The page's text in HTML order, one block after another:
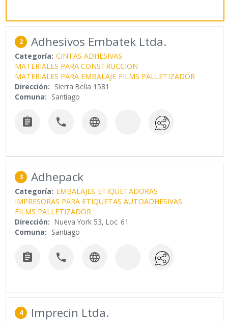
2 Adhesivos Embatek Ltda.
Categoría: CINTAS ADHESIVAS
MATERIALES PARA CONSTRUCCION
MATERIALES PARA EMBALAJE FILMS PALLETIZADOR
Dirección: Sierra Bella 1581
Comuna: Santiago
  
3 Adhepack
Categoría: EMBALAJES ETIQUETADORAS
IMPRESORAS PARA ETIQUETAS AUTOADHESIVAS
FILMS PALLETIZADOR
Dirección: Nueva York 53, Loc. 61
Comuna: Santiago
  
4 Imprecin Ltda.